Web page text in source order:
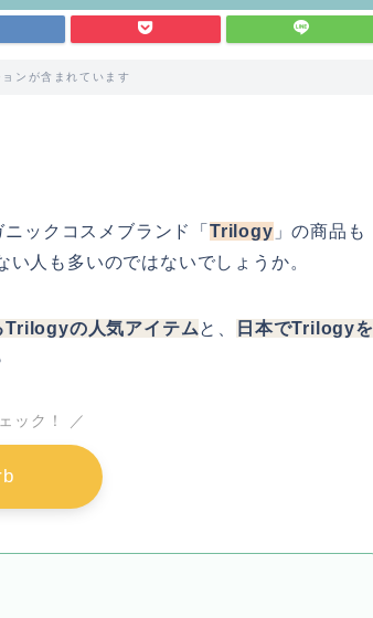
ンが含まれています
ックコスメブランド「 Trilogy 」の商品も
人も多いのではないでしょうか。
Trilogyの人気アイテムと、
日本でTrilogyを
ック！ ／